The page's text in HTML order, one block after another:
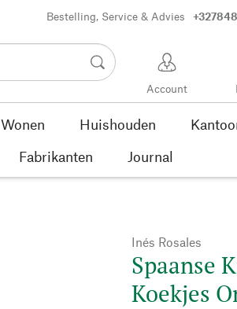
Bestelling, Service & Advies
Account
Wonen Huishouden
Fabrikanten Journal
Inés Rosales
Spaanse
Koekjes